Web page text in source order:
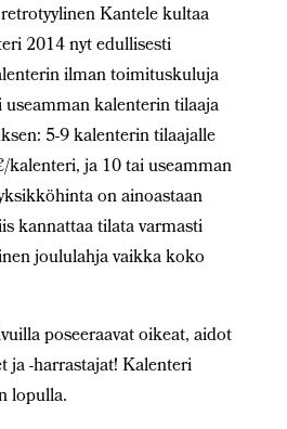
Kantele kultaa
2014 nyt edullisesti
ilman toimituskuluja
kalenterin tilaaja
5-9 kalenterin tilaajalle
ja 10 tai useamman
on ainoastaan
kannattaa tilata varmasti
joululahja vaikka koko
poseeraavat oikeat, aidot
ja -harrastajat! Kalenteri
lopulla.